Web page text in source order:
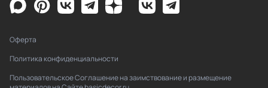
Оферта
Политика конфиденциальности
Пользовательское Соглашение на заимствование и размещение